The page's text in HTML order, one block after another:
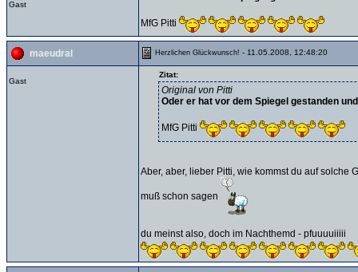
Gast
MfG Pitti
maeudral Herzlichen Glückwunsch! - 11.05.2008, 12:48:20
Gast
Zitat:
Original von Pitti
Oder er hat vor dem Spiegel gestanden
MfG Pitti
Aber, aber, lieber Pitti, wie kommst du auf solche
muß schon sagen
du meinst also, doch im Nachthemd - pfuuuuiiiii